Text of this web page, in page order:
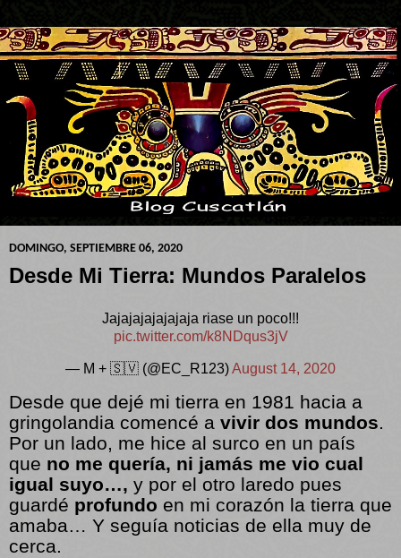
DOMINGO, SEPTIEMBRE 06, 2020
Desde Mi Tierra: Mundos Paralelos
Jajajajajajajaja riase un poco!!!
pic.twitter.com/k8NDqus3jV
— M + 🇸🇻 (@EC_R123)August 14, 2020
Desde que dejé mi tierra en 1981 hacia a
gringolandia comencé a vivir dos mundos.
Por un lado, me hice al surco en un país
que no me quería, ni jamás me vio cual
igual suyo…, y por el otro laredo pues
guardé profundo en mi corazón la tierra que
amaba… Y seguía noticias de ella muy de
cerca.